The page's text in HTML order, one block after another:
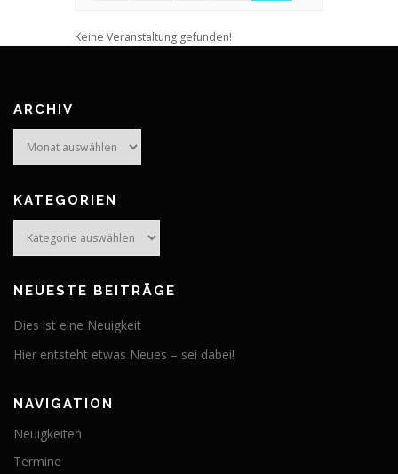
Keine Veranstaltung gefunden!
ARCHIV
KATEGORIEN
NEUESTE BEITRÄGE
Dies ist eine Neuigkeit
Hier entsteht etwas Neues – sei dabei!
NAVIGATION
Neuigkeiten
Termine